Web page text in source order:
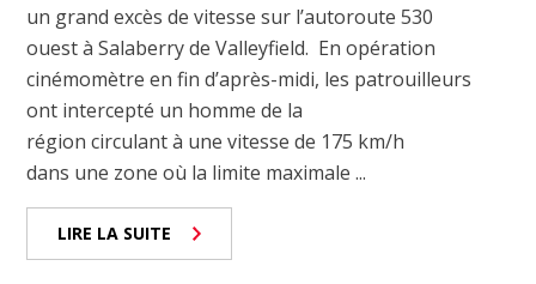
un grand excès de vitesse sur l’autoroute 530
ouest à Salaberry de Valleyfield. En opération
cinémomètre en fin d’après-midi, les patrouilleurs
ont intercepté un homme de la
région circulant à une vitesse de 175 km/h
dans une zone où la limite maximale ...
LIRE LA SUITE